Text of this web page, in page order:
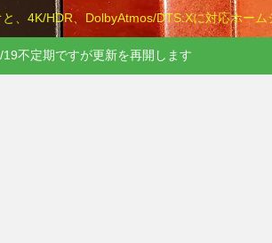
、4K/HDR、DolbyAtmos/DTS:Xに対応ホーム
不定期ですが更新を再開します